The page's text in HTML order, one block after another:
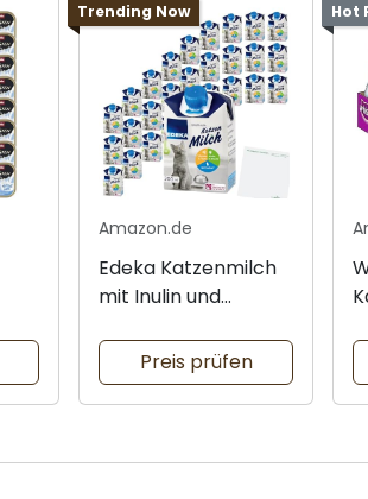
Trending Now
Amazon.de
Edeka Katzenmilch
mit Inulin und
Preis prüfen
Hot